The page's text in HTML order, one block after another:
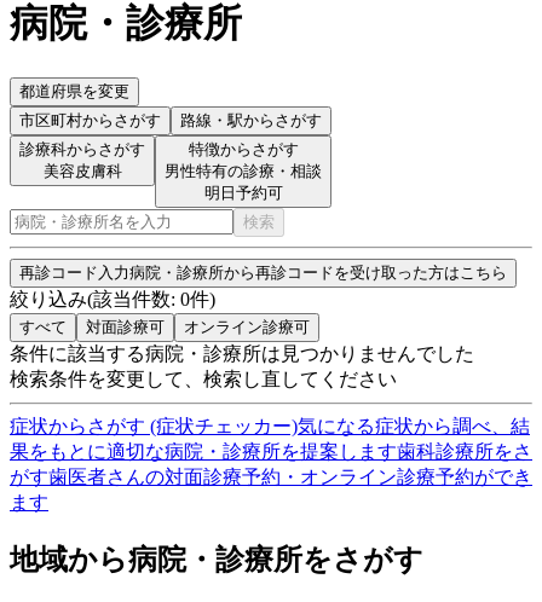
病院・診療所
都道府県を変更
市区町村からさがす 路線・駅からさがす
診療科からさがす
美容皮膚科
特徴からさがす
男性特有の診療・相談
明日予約可
検索
再診コード入力病院・診療所から再診コードを受け取った方はこちら
絞り込み(該当件数: 0件)
すべて 対面診療可 オンライン診療可
条件に該当する病院・診療所は見つかりませんでした
検索条件を変更して、検索し直してください
症状からさがす (症状チェッカー)気になる症状から調べ、結
果をもとに適切な病院・診療所を提案します歯科診療所をさ
がす歯医者さんの対面診療予約・オンライン診療予約ができ
ます
地域から病院・診療所をさがす